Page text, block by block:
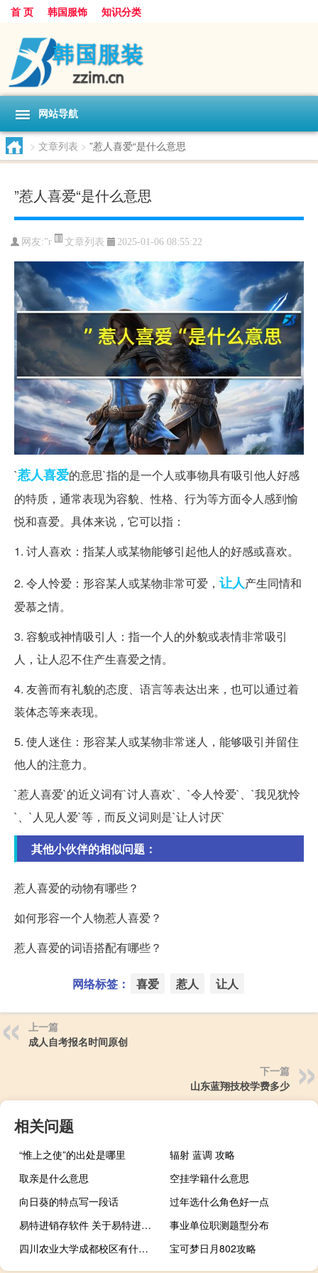
首 页 韩国服饰 知识分类
网站导航
> 文章列表 > ”惹人喜爱“是什么意思
”惹人喜爱“是什么意思
网友:”r 文章列表 2025-01-06 08:55:22
`惹人喜爱的意思`指的是一个人或事物具有吸引他人好感
的特质，通常表现为容貌、性格、行为等方面令人感到愉
悦和喜爱。具体来说，它可以指：
1. 讨人喜欢：指某人或某物能够引起他人的好感或喜欢。
2. 令人怜爱：形容某人或某物非常可爱， 让人产生同情和
爱慕之情。
3. 容貌或神情吸引人：指一个人的外貌或表情非常吸引
人，让人忍不住产生喜爱之情。
4. 友善而有礼貌的态度、语言等表达出来，也可以通过着
装体态等来表现。
5. 使人迷住：形容某人或某物非常迷人，能够吸引并留住
他人的注意力。
`惹人喜爱`的近义词有`讨人喜欢`、`令人怜爱`、`我见犹怜
`、`人见人爱`等，而反义词则是`让人讨厌`
其他小伙伴的相似问题：
惹人喜爱的动物有哪些？
如何形容一个人物惹人喜爱？
惹人喜爱的词语搭配有哪些？
网络标签： 喜爱 惹人 让人
上一篇
成人自考报名时间原创
下一篇
山东蓝翔技校学费多少
相关问题
“惟上之使”的出处是哪里
辐射 蓝调 攻略
取亲是什么意思
空挂学籍什么意思
向日葵的特点写一段话
过年选什么角色好一点
易特进销存软件 关于易特进销存软件的介绍
事业单位职测题型分布
四川农业大学成都校区有什么专业好（四川农业大学成都校区有什么专业）
宝可梦日月802攻略